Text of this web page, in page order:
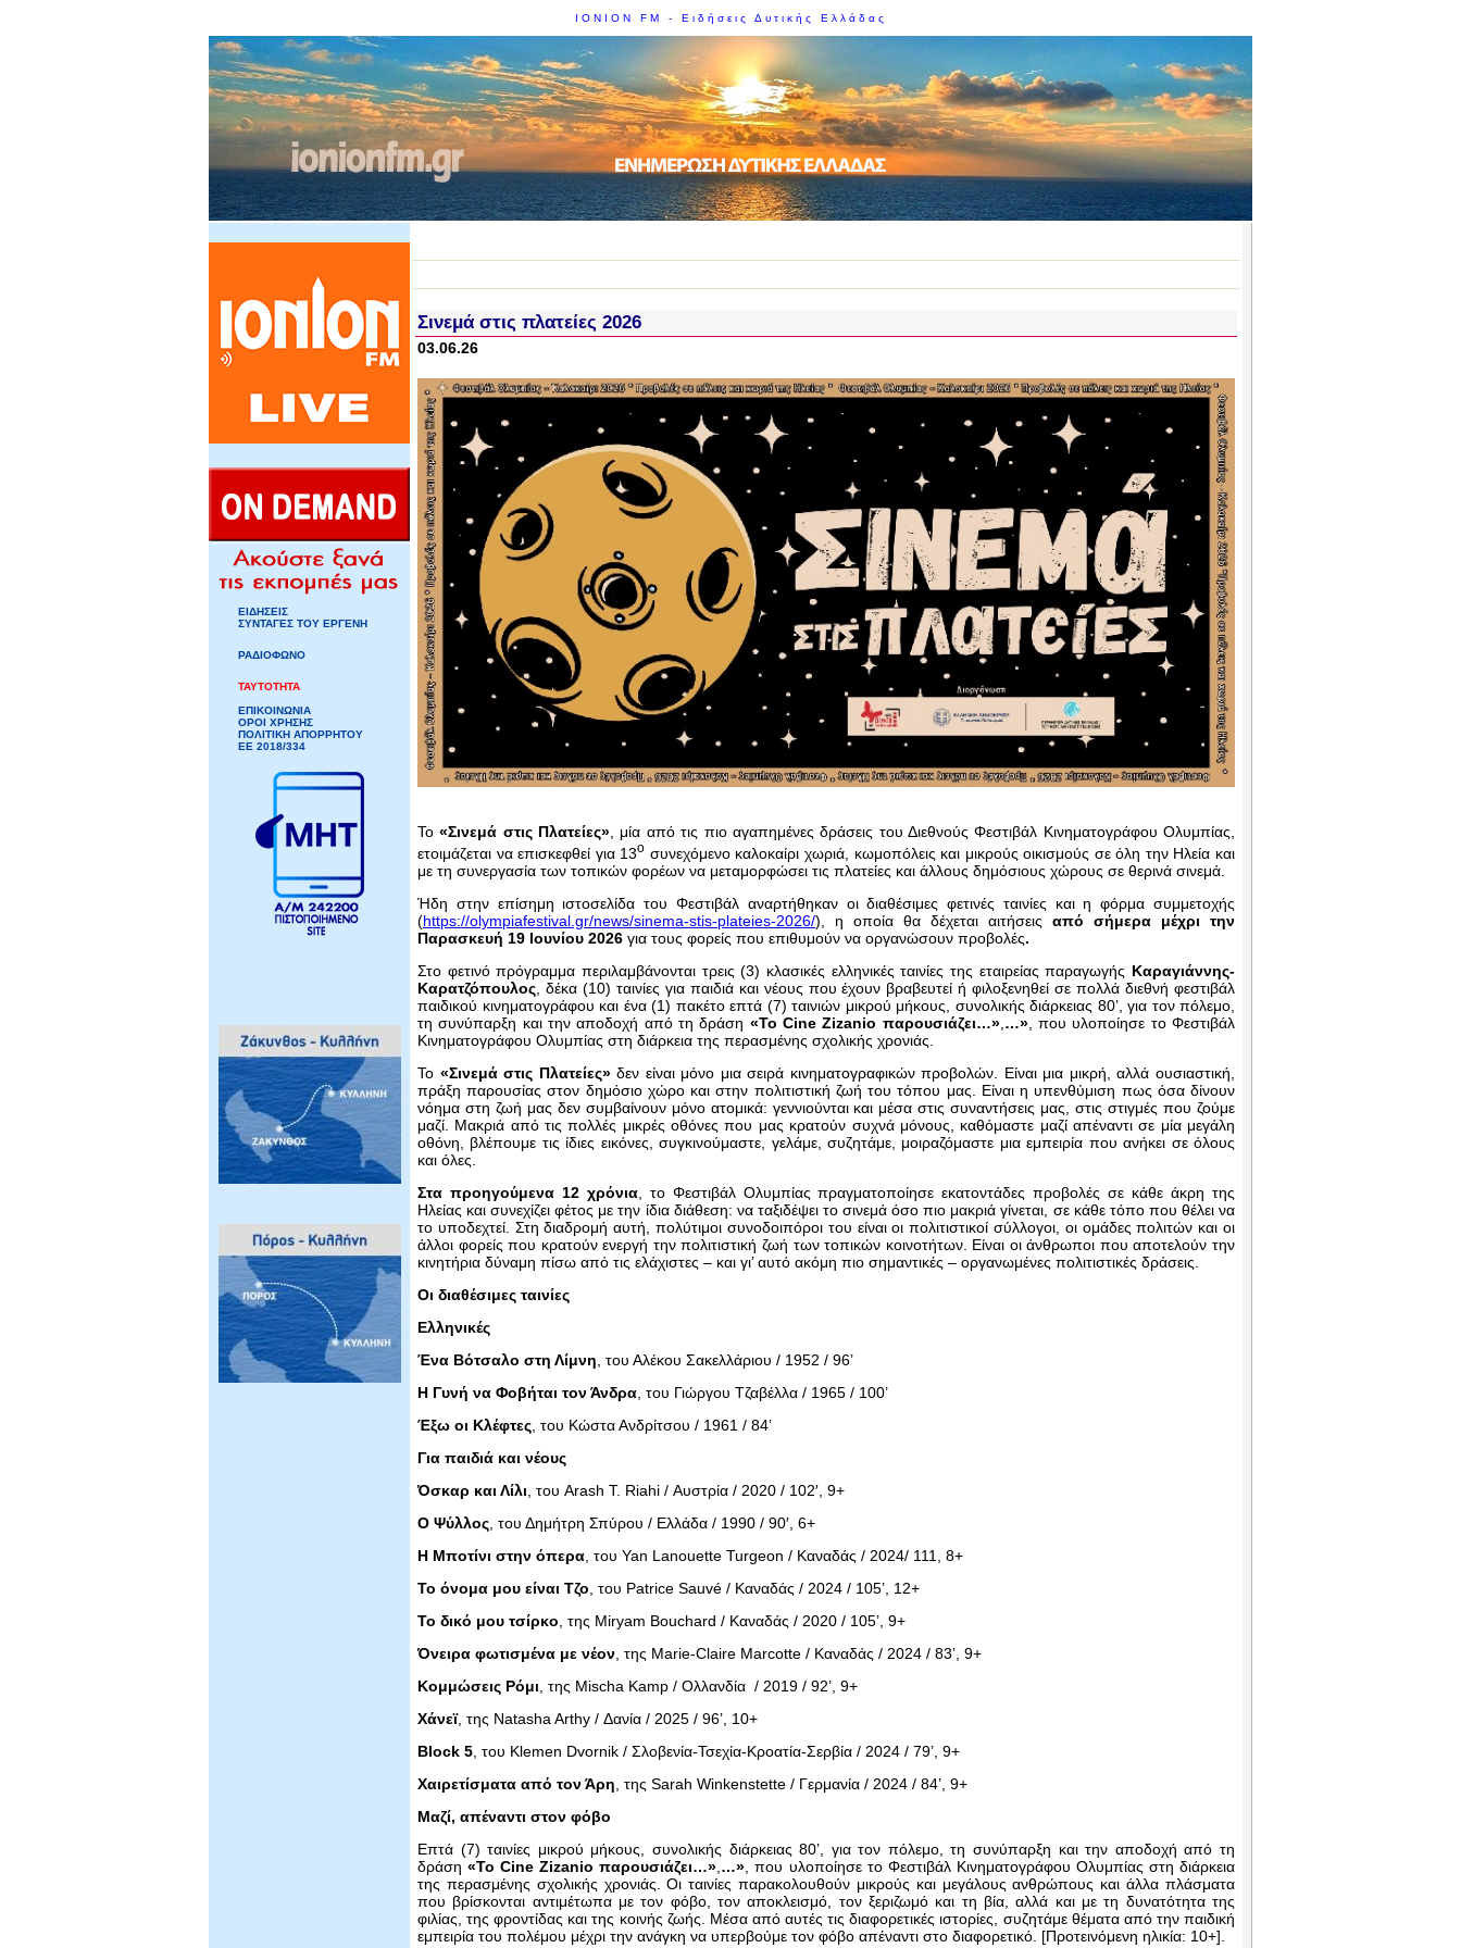
IONION FM - Ειδήσεις Δυτικής Ελλάδας
ΕΙΔΗΣΕΙΣ
ΣΥΝΤΑΓΕΣ ΤΟΥ ΕΡΓΕΝΗ
ΡΑΔΙΟΦΩΝΟ
ΤΑΥΤΟΤΗΤΑ
ΕΠΙΚΟΙΝΩΝΙΑ
ΟΡΟΙ ΧΡΗΣΗΣ
ΠΟΛΙΤΙΚΗ ΑΠΟΡΡΗΤΟΥ
ΕΕ 2018/334
Σινεμά στις πλατείες 2026
03.06.26
Το «Σινεμά στις Πλατείες» , μία από τις πιο αγαπημένες δράσεις του Διεθνούς Φεστιβάλ Κινηματογράφου Ολυμπίας,
ετοιμάζεται να επισκεφθεί για 13ο συνεχόμενο καλοκαίρι χωριά, κωμοπόλεις και μικρούς οικισμούς σε όλη την Ηλεία και
με τη συνεργασία των τοπικών φορέων να μεταμορφώσει τις πλατείες και άλλους δημόσιους χώρους σε θερινά σινεμά.
Ήδη στην επίσημη ιστοσελίδα του Φεστιβάλ αναρτήθηκαν οι διαθέσιμες φετινές ταινίες και η φόρμα συμμετοχής
(https://olympiafestival.gr/news/sinema-stis-plateies-2026/), η οποία θα δέχεται αιτήσεις από σήμερα μέχρι την
Παρασκευή 19 Ιουνίου 2026 για τους φορείς που επιθυμούν να οργανώσουν προβολές.
Στο φετινό πρόγραμμα περιλαμβάνονται τρεις (3) κλασικές ελληνικές ταινίες της εταιρείας παραγωγής Καραγιάννης-
Καρατζόπουλος , δέκα (10) ταινίες για παιδιά και νέους που έχουν βραβευτεί ή φιλοξενηθεί σε πολλά διεθνή φεστιβάλ
παιδικού κινηματογράφου και ένα (1) πακέτο επτά (7) ταινιών μικρού μήκους, συνολικής διάρκειας 80’, για τον πόλεμο,
τη συνύπαρξη και την αποδοχή από τη δράση «Το Cine Zizanio παρουσιάζει…», …», που υλοποίησε το Φεστιβάλ
Κινηματογράφου Ολυμπίας στη διάρκεια της περασμένης σχολικής χρονιάς.
Το «Σινεμά στις Πλατείες»δεν είναι μόνο μια σειρά κινηματογραφικών προβολών. Είναι μια μικρή, αλλά ουσιαστική,
πράξη παρουσίας στον δημόσιο χώρο και στην πολιτιστική ζωή του τόπου μας. Είναι η υπενθύμιση πως όσα δίνουν
νόημα στη ζωή μας δεν συμβαίνουν μόνο ατομικά: γεννιούνται και μέσα στις συναντήσεις μας, στις στιγμές που ζούμε
μαζί. Μακριά από τις πολλές μικρές οθόνες που μας κρατούν συχνά μόνους, καθόμαστε μαζί απέναντι σε μία μεγάλη
οθόνη, βλέπουμε τις ίδιες εικόνες, συγκινούμαστε, γελάμε, συζητάμε, μοιραζόμαστε μια εμπειρία που ανήκει σε όλους
και όλες.
Στα προηγούμενα 12 χρόνια, το Φεστιβάλ Ολυμπίας πραγματοποίησε εκατοντάδες προβολές σε κάθε άκρη της
Ηλείας και συνεχίζει φέτος με την ίδια διάθεση: να ταξιδέψει το σινεμά όσο πιο μακριά γίνεται, σε κάθε τόπο που θέλει να
το υποδεχτεί. Στη διαδρομή αυτή, πολύτιμοι συνοδοιπόροι του είναι οι πολιτιστικοί σύλλογοι, οι ομάδες πολιτών και οι
άλλοι φορείς που κρατούν ενεργή την πολιτιστική ζωή των τοπικών κοινοτήτων. Είναι οι άνθρωποι που αποτελούν την
κινητήρια δύναμη πίσω από τις ελάχιστες – και γι’ αυτό ακόμη πιο σημαντικές – οργανωμένες πολιτιστικές δράσεις.
Οι διαθέσιμες ταινίες
Ελληνικές
Ένα Βότσαλο στη Λίμνη , του Αλέκου Σακελλάριου / 1952 / 96’
Η Γυνή να Φοβήται τον Άνδρα , του Γιώργου Τζαβέλλα / 1965 / 100’
Έξω οι Κλέφτες , του Κώστα Ανδρίτσου / 1961 / 84’
Για παιδιά και νέους
Όσκαρ και Λίλι , του Arash T. Riahi / Αυστρία / 2020 / 102′, 9+
Ο Ψύλλος , του Δημήτρη Σπύρου / Ελλάδα / 1990 / 90′, 6+
Η Μποτίνι στην όπερα , του Yan Lanouette Turgeon / Καναδάς / 2024/ 111, 8+
Το όνομα μου είναι Τζο , του Patrice Sauvé / Καναδάς / 2024 / 105’, 12+
Το δικό μου τσίρκο , της Miryam Bouchard / Καναδάς / 2020 / 105’, 9+
Όνειρα φωτισμένα με νέον , της Marie-Claire Marcotte / Καναδάς / 2024 / 83’, 9+
Κομμώσεις Ρόμι , της Mischa Kamp / Ολλανδία / 2019 / 92’, 9+
Χάνεϊ, της Natasha Arthy / Δανία / 2025 / 96’, 10+
Block 5 , του Klemen Dvornik / Σλοβενία-Τσεχία-Κροατία-Σερβία / 2024 / 79’, 9+
Χαιρετίσματα από τον Άρη , της Sarah Winkenstette / Γερμανία / 2024 / 84’, 9+
Μαζί, απέναντι στον φόβο
Επτά (7) ταινίες μικρού μήκους, συνολικής διάρκειας 80’, για τον πόλεμο, τη συνύπαρξη και την αποδοχή από τη
δράση«Το Cine Zizanio παρουσιάζει…» …» , που υλοποίησε το Φεστιβάλ Κινηματογράφου Ολυμπίας στη διάρκεια
της περασμένης σχολικής χρονιάς. Οι ταινίες παρακολουθούν μικρούς και μεγάλους ανθρώπους και άλλα πλάσματα
που βρίσκονται αντιμέτωπα με τον φόβο, τον αποκλεισμό, τον ξεριζωμό και τη βία, αλλά και με τη δυνατότητα της
φιλίας, της φροντίδας και της κοινής ζωής. Μέσα από αυτές τις διαφορετικές ιστορίες, συζητάμε θέματα από την παιδική
εμπειρία του πολέμου μέχρι την ανάγκη να υπερβούμε τον φόβο απέναντι στο διαφορετικό. [Προτεινόμενη ηλικία: 10+].